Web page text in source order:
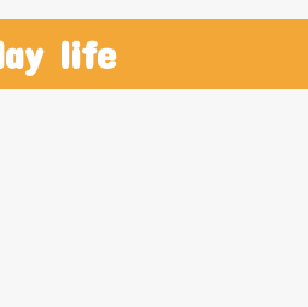
life